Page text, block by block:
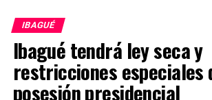
IBAGUÉ
Ibagué tendrá ley seca y
restricciones especiales
posesión presidencial